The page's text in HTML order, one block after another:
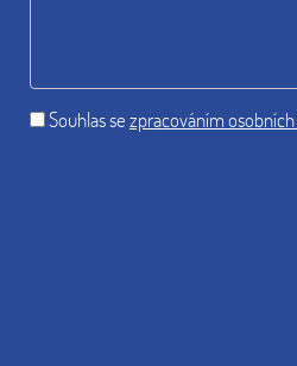
Souhlas sezpracováním